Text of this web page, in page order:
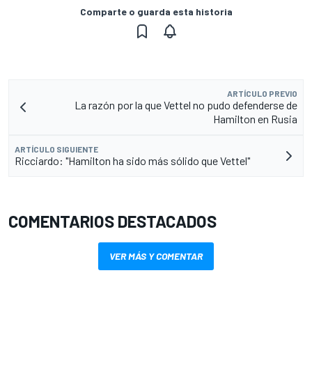
Comparte o guarda esta historia
ARTÍCULO PREVIO
La razón por la que Vettel no pudo defenderse de
Hamilton en Rusia
ARTÍCULO SIGUIENTE
Ricciardo: "Hamilton ha sido más sólido que Vettel"
COMENTARIOS DESTACADOS
VER MÁS Y COMENTAR